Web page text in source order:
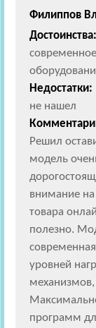
Филиппов
Достоинства:
Недостатки:
не нашел
Решил
модель
внимание
товара
полезно.
уровней
механизмов,
программ